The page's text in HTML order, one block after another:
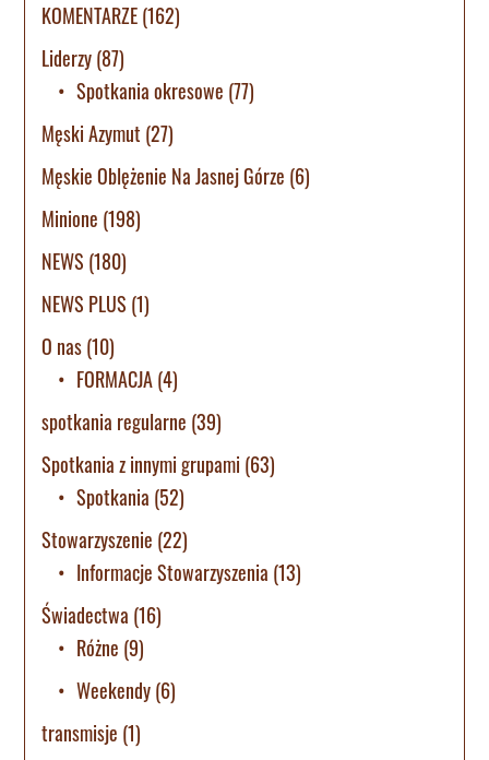
KOMENTARZE(162)
Liderzy(87)
Spotkania okresowe (77)
Męski Azymut (27)
Męskie Oblężenie Na Jasnej Górze (6)
Minione (198)
NEWS (180)
NEWS PLUS (1)
O nas(10)
FORMACJA(4)
spotkania regularne (39)
Spotkania z innymi grupami (63)
Spotkania (52)
Stowarzyszenie (22)
Informacje Stowarzyszenia (13)
Świadectwa (16)
Różne (9)
Weekendy(6)
transmisje (1)